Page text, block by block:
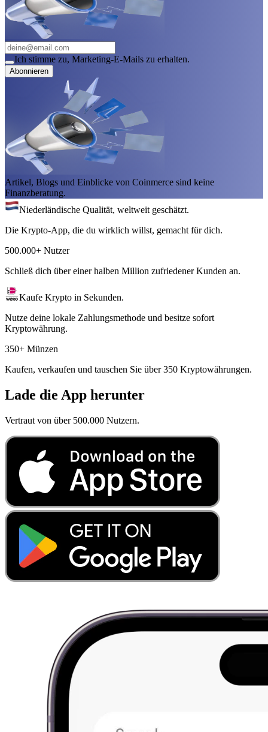
Ich stimme zu, Marketing-E-Mails zu erhalten.
Abonnieren
Artikel, Blogs und Einblicke von Coinmerce sind keine
Finanzberatung.
Niederländische Qualität, weltweit geschätzt.
Die Krypto-App, die du wirklich willst, gemacht für dich.
500.000+ Nutzer
Schließ dich über einer halben Million zufriedener Kunden an.
Kaufe Krypto in Sekunden.
Nutze deine lokale Zahlungsmethode und besitze sofort
Kryptowährung.
350+ Münzen
Kaufen, verkaufen und tauschen Sie über 350 Kryptowährungen.
Lade die App herunter
Vertraut von über 500.000 Nutzern.